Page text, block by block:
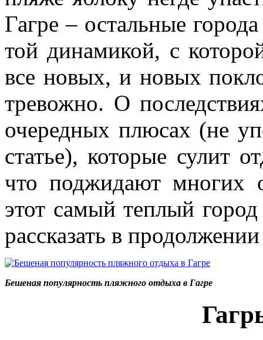
Гагре – остальные
той динамикой, с
все новых, и новых
тревожно. О
очередных плюсах (не
статье), которые сулит
что поджидают многих
этот самый теплый
рассказать в
Бешеная популярность пляжного отдыха в Гагре